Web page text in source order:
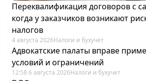
Переквалификация договоров с
когда у заказчиков возникают
налогов
4 августа 2026Налоги и бухучет
Адвокатские палаты вправе
условий и ограничений
12:58 6 августа 2026Налоги и бухучет